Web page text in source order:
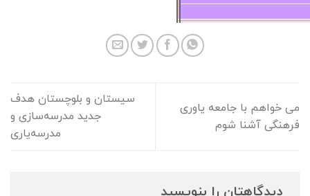
می خواهم با جامعه یاوری
فرهنگی آشنا شوم
سیستان و بلوچستان هدف
جدید مدرسه‌سازی و
مدرسه‌یاری